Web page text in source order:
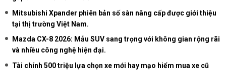
Mitsubishi Xpander phiên bản số sàn nâng cấp được giới thiệu
tại thị trường Việt Nam.
Mazda CX-8 2026: Mẫu SUV sang trọng với không gian rộng rãi
và nhiều công nghệ hiện đại.
Tài chính 500 triệu lựa chọn xe mới hay mạo hiểm mua xe cũ